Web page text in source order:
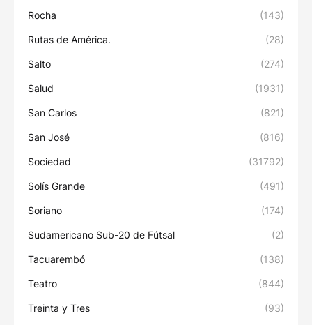
Rocha (143)
Rutas de América. (28)
Salto (274)
Salud (1931)
San Carlos (821)
San José (816)
Sociedad (31792)
Solís Grande (491)
Soriano (174)
Sudamericano Sub-20 de Fútsal (2)
Tacuarembó (138)
Teatro (844)
Treinta y Tres (93)